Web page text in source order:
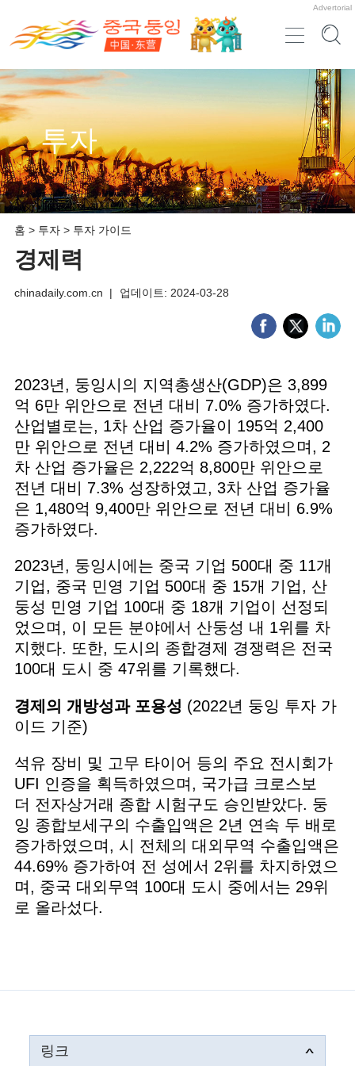
Advertorial
투자
홈 > 투자 > 투자 가이드
경제력
chinadaily.com.cn | 업데이트: 2024-03-28
2023년, 둥잉시의 지역총생산(GDP)은 3,899
억 6만 위안으로 전년 대비 7.0% 증가하였다.
산업별로는, 1차 산업 증가율이 195억 2,400
만 위안으로 전년 대비 4.2% 증가하였으며, 2
차 산업 증가율은 2,222억 8,800만 위안으로
전년 대비 7.3% 성장하였고, 3차 산업 증가율
은 1,480억 9,400만 위안으로 전년 대비 6.9%
증가하였다.
2023년, 둥잉시에는 중국 기업 500대 중 11개
기업, 중국 민영 기업 500대 중 15개 기업, 산
둥성 민영 기업 100대 중 18개 기업이 선정되
었으며, 이 모든 분야에서 산둥성 내 1위를 차
지했다. 또한, 도시의 종합경제 경쟁력은 전국
100대 도시 중 47위를 기록했다.
경제의 개방성과 포용성 (2022년 둥잉 투자 가
이드 기준)
석유 장비 및 고무 타이어 등의 주요 전시회가
UFI 인증을 획득하였으며, 국가급 크로스보
더 전자상거래 종합 시험구도 승인받았다. 둥
잉 종합보세구의 수출입액은 2년 연속 두 배로
증가하였으며, 시 전체의 대외무역 수출입액은
44.69% 증가하여 전 성에서 2위를 차지하였으
며, 중국 대외무역 100대 도시 중에서는 29위
로 올라섰다.
링크